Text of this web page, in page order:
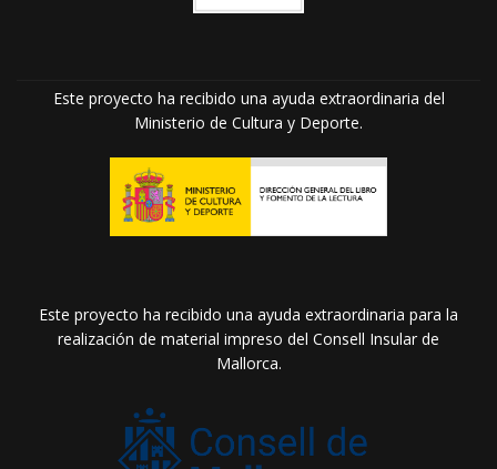
Este proyecto ha recibido una ayuda extraordinaria del
Ministerio de Cultura y Deporte.
Este proyecto ha recibido una ayuda extraordinaria para la
realización de material impreso del Consell Insular de
Mallorca.